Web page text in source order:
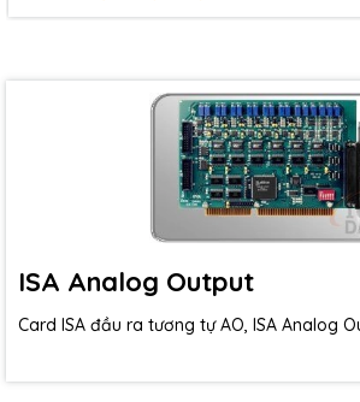
ISA Analog Output
Card ISA đầu ra tương tự AO, ISA Analog